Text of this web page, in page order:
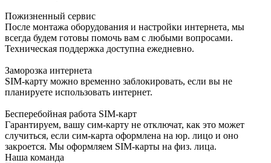
Пожизненный сервис
После монтажа оборудования и настройки интернета, мы
всегда будем готовы помочь вам с любыми вопросами.
Техническая поддержка доступна ежедневно.
Заморозка интернета
SIM-карту можно временно заблокировать, если вы не
планируете использовать интернет.
Бесперебойная работа SIM-карт
Гарантируем, вашу сим-карту не отключат, как это может
случиться, если сим-карта оформлена на юр. лицо и оно
закроется. Мы оформляем SIM-карты на физ. лица.
Наша команда